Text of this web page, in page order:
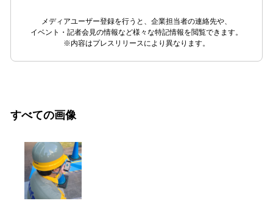
メディアユーザー登録を行うと、企業担当者の連絡先や、
イベント・記者会見の情報など様々な特記情報を閲覧できます。
※内容はプレスリリースにより異なります。
すべての画像